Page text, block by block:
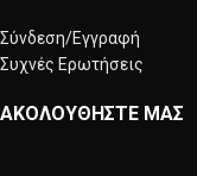
Σύνδεση/Εγγραφή
Συχνές Ερωτήσεις
ΑΚΟΛΟΥΘΗΣΤΕ ΜΑΣ